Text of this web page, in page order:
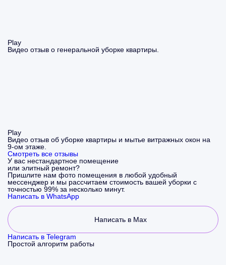
Play
Видео отзыв о генеральной уборке квартиры.
Play
Видео отзыв об уборке квартиры и мытье витражных окон на
9-ом этаже.
Смотреть все отзывы
У вас нестандартное помещение
или элитный ремонт?
Пришлите нам фото помещения в любой удобный
мессенджер и мы рассчитаем стоимость вашей уборки с
точностью 99% за несколько минут.
Написать в WhatsApp
Написать в Max
Написать в Telegram
Простой алгоритм работы